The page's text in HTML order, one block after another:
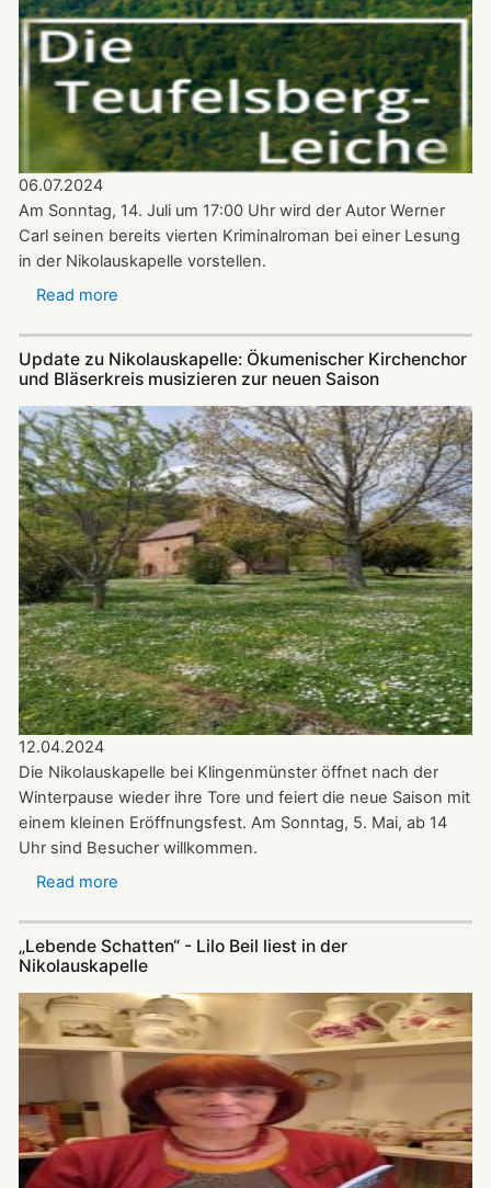
den
Alphornbläsern
Südpfalz
06.07.2024
Am Sonntag, 14. Juli um 17:00 Uhr wird der Autor Werner
Carl seinen bereits vierten Kriminalroman bei einer Lesung
in der Nikolauskapelle vorstellen.
Read more
mit
Carl
am
14.07.2024
in
der
Nikolauskapelle
Update zu Nikolauskapelle: Ökumenischer Kirchenchor
und Bläserkreis musizieren zur neuen Saison
12.04.2024
Die Nikolauskapelle bei Klingenmünster öffnet nach der
Winterpause wieder ihre Tore und feiert die neue Saison mit
einem kleinen Eröffnungsfest. Am Sonntag, 5. Mai, ab 14
Uhr sind Besucher willkommen.
Read more
Nikolauskapelle:
Kirchenchor
und
Bläserkreis
musizieren
zur
neuen
Saison
„Lebende Schatten“ - Lilo Beil liest in der
Nikolauskapelle